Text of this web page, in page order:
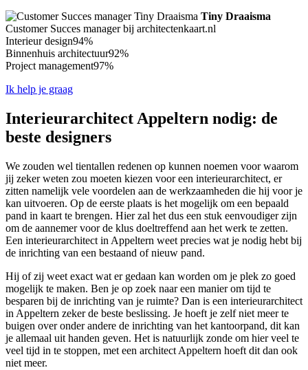
Tiny Draaisma
Customer Succes manager bij architectenkaart.nl
Interieur design94%
Binnenhuis architectuur92%
Project management97%
Ik help je graag
Interieurarchitect Appeltern nodig: de
beste designers
We zouden wel tientallen redenen op kunnen noemen voor waarom
jij zeker weten zou moeten kiezen voor een interieurarchitect, er
zitten namelijk vele voordelen aan de werkzaamheden die hij voor je
kan uitvoeren. Op de eerste plaats is het mogelijk om een bepaald
pand in kaart te brengen. Hier zal het dus een stuk eenvoudiger zijn
om de aannemer voor de klus doeltreffend aan het werk te zetten.
Een interieurarchitect in Appeltern weet precies wat je nodig hebt bij
de inrichting van een bestaand of nieuw pand.
Hij of zij weet exact wat er gedaan kan worden om je plek zo goed
mogelijk te maken. Ben je op zoek naar een manier om tijd te
besparen bij de inrichting van je ruimte? Dan is een interieurarchitect
in Appeltern zeker de beste beslissing. Je hoeft je zelf niet meer te
buigen over onder andere de inrichting van het kantoorpand, dit kan
je allemaal uit handen geven. Het is natuurlijk zonde om hier veel te
veel tijd in te stoppen, met een architect Appeltern hoeft dit dan ook
niet meer.